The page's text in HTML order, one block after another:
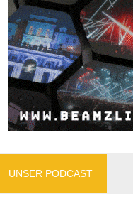
UNSER PODCAST